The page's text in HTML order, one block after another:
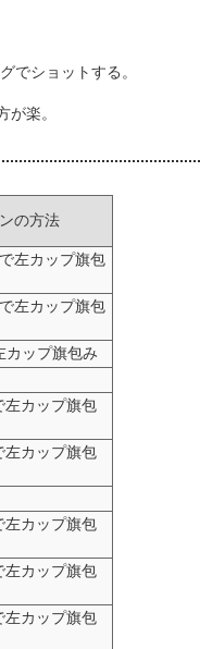
でショットする。
楽。
の方法
左カップ旗包
左カップ旗包
カップ旗包み
左カップ旗包
左カップ旗包
左カップ旗包
左カップ旗包
左カップ旗包